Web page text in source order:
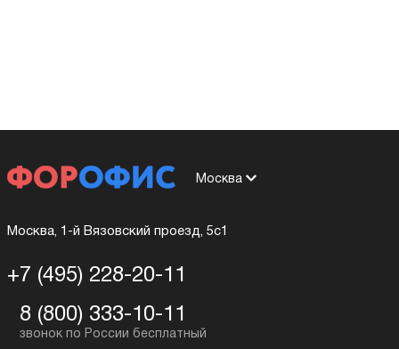
Москва
Москва, 1-й Вязовский проезд, 5с1
+7 (495) 228-20-11
8 (800) 333-10-11